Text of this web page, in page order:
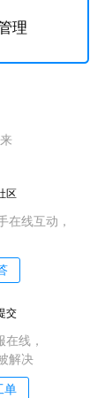
理
区
在线互动，
交
在线，
解决
单